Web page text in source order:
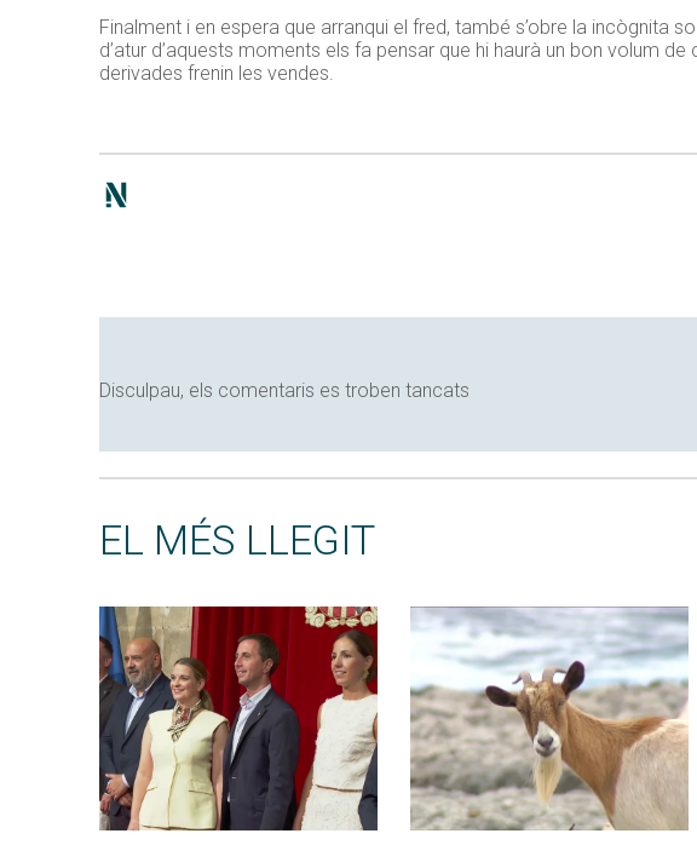
Finalment i en espera que arranqui el fred, també s’obre la incògnita
d’atur d’aquests moments els fa pensar que hi haurà un bon volum
derivades frenin les vendes.
Disculpau, els comentaris es troben tancats
EL MÉS LLEGIT